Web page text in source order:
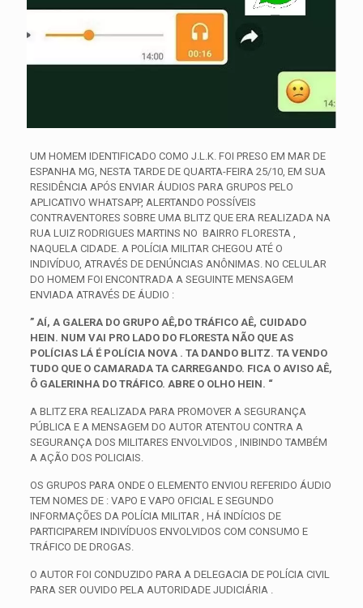
UM HOMEM IDENTIFICADO COMO J.L.K. FOI PRESO EM MAR DE
ESPANHA MG, NESTA TARDE DE QUARTA-FEIRA 25/10, EM SUA
RESIDÊNCIA APÓS ENVIAR ÁUDIOS PARA GRUPOS PELO
APLICATIVO WHATSAPP, ALERTANDO POSSÍVEIS
CONTRAVENTORES SOBRE UMA BLITZ QUE ERA REALIZADA NA
RUA LUIZ RODRIGUES MARTINS NO BAIRRO FLORESTA ,
NAQUELA CIDADE. A POLÍCIA MILITAR CHEGOU ATÉ O
INDIVÍDUO, ATRAVÉS DE DENÚNCIAS ANÔNIMAS. NO CELULAR
DO HOMEM FOI ENCONTRADA A SEGUINTE MENSAGEM
ENVIADA ATRAVÉS DE ÁUDIO :
” AÍ, A GALERA DO GRUPO AÊ,DO TRÁFICO AÊ, CUIDADO
HEIN. NUM VAI PRO LADO DO FLORESTA NÃO QUE AS
POLÍCIAS LÁ É POLÍCIA NOVA . TA DANDO BLITZ. TA VENDO
TUDO QUE O CAMARADA TA CARREGANDO. FICA O AVISO AÊ,
Ô GALERINHA DO TRÁFICO. ABRE O OLHO HEIN. “
A BLITZ ERA REALIZADA PARA PROMOVER A SEGURANÇA
PÚBLICA E A MENSAGEM DO AUTOR ATENTOU CONTRA A
SEGURANÇA DOS MILITARES ENVOLVIDOS , INIBINDO TAMBÉM
A AÇÃO DOS POLICIAIS.
OS GRUPOS PARA ONDE O ELEMENTO ENVIOU REFERIDO ÁUDIO
TEM NOMES DE : VAPO E VAPO OFICIAL E SEGUNDO
INFORMAÇÕES DA POLÍCIA MILITAR , HÁ INDÍCIOS DE
PARTICIPAREM INDIVÍDUOS ENVOLVIDOS COM CONSUMO E
TRÁFICO DE DROGAS.
O AUTOR FOI CONDUZIDO PARA A DELEGACIA DE POLÍCIA CIVIL
PARA SER OUVIDO PELA AUTORIDADE JUDICIÁRIA .